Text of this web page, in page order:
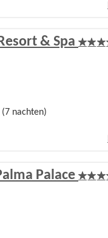
& Spa
nachten)
Palace